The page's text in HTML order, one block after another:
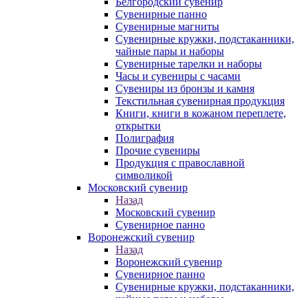
Сувенирные панно
Сувенирные магниты
Сувенирные кружки, подстаканники,
чайные пары и наборы
Сувенирные тарелки и наборы
Часы и сувениры с часами
Сувениры из бронзы и камня
Текстильная сувенирная продукция
Книги, книги в кожаном переплете,
открытки
Полиграфия
Прочие сувениры
Продукция с православной
символикой
Московский сувенир
Назад
Московский сувенир
Сувенирное панно
Воронежский сувенир
Назад
Воронежский сувенир
Сувенирное панно
Сувенирные кружки, подстаканники,